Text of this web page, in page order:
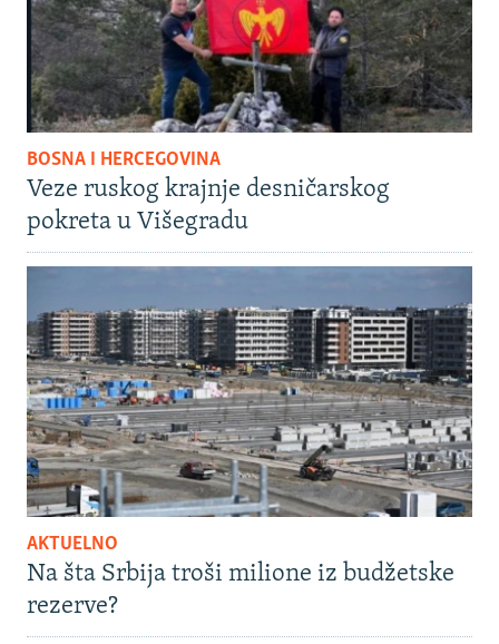
BOSNA I HERCEGOVINA
Veze ruskog krajnje desničarskog
pokreta u Višegradu
AKTUELNO
Na šta Srbija troši milione iz budžetske
rezerve?